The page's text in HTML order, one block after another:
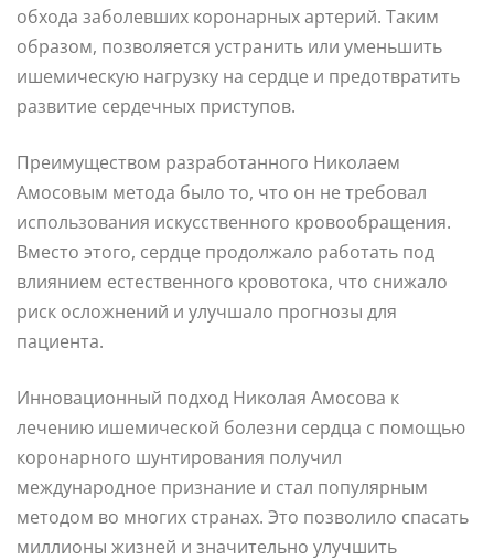
обхода заболевших коронарных артерий. Таким
образом, позволяется устранить или уменьшить
ишемическую нагрузку на сердце и предотвратить
развитие сердечных приступов.
Преимуществом разработанного Николаем
Амосовым метода было то, что он не требовал
использования искусственного кровообращения.
Вместо этого, сердце продолжало работать под
влиянием естественного кровотока, что снижало
риск осложнений и улучшало прогнозы для
пациента.
Инновационный подход Николая Амосова к
лечению ишемической болезни сердца с помощью
коронарного шунтирования получил
международное признание и стал популярным
методом во многих странах. Это позволило спасать
миллионы жизней и значительно улучшить